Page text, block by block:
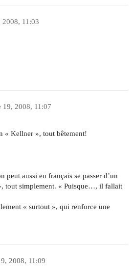
2008, 11:03
19, 2008, 11:07
« Kellner », tout bêtement!
peut aussi en français se passer d’un
tout simplement. « Puisque…, il fallait
« surtout », qui renforce une
2008, 11:09